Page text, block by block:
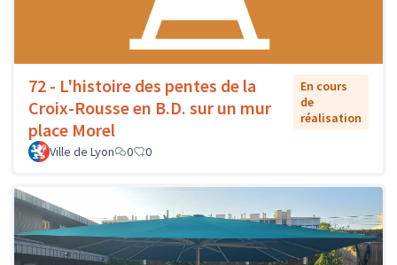
72 - L'histoire des pentes de la
Croix-Rousse en B.D. sur un mur
place Morel
En cours
de
réalisation
Ville de Lyon 0 0